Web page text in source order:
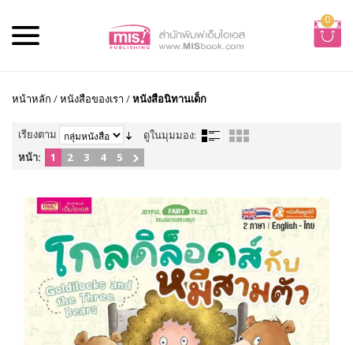
0
หน้าหลัก /หนังสือของเรา /หนังสือนิทานเด็ก
เรียงตาม
ดูในมุมมอง:
หน้า:
1 2 3 4 5